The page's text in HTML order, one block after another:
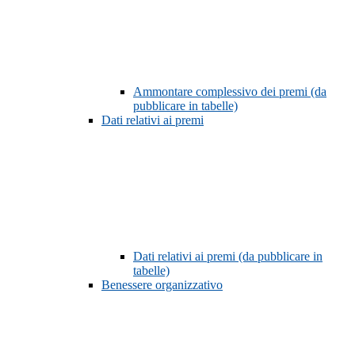
Ammontare complessivo dei premi (da
pubblicare in tabelle)
Dati relativi ai premi
Dati relativi ai premi (da pubblicare in
tabelle)
Benessere organizzativo